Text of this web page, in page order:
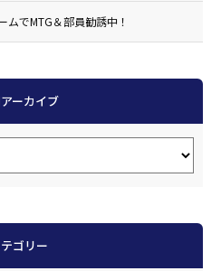
ムでMTG＆部員勧誘中！
ーカイブ
ゴリー